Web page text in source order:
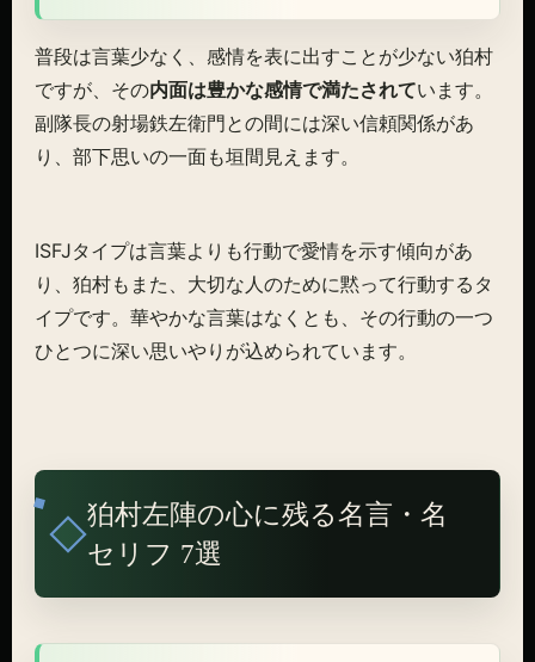
普段は言葉少なく、感情を表に出すことが少ない狛村
ですが、その内面は豊かな感情で満たされています。
副隊長の射場鉄左衛門との間には深い信頼関係があ
り、部下思いの一面も垣間見えます。
ISFJタイプは言葉よりも行動で愛情を示す傾向があ
り、狛村もまた、大切な人のために黙って行動するタ
イプです。華やかな言葉はなくとも、その行動の一つ
ひとつに深い思いやりが込められています。
狛村左陣の心に残る名言・名
セリフ 7選